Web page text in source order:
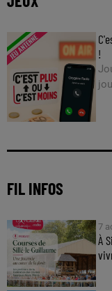
!
FIL INFOS
7
À